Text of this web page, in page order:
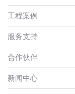
工程案例
服务支持
合作伙伴
新闻中心